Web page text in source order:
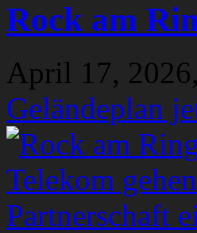
Rock am
April 17, 2026,
Geländeplan